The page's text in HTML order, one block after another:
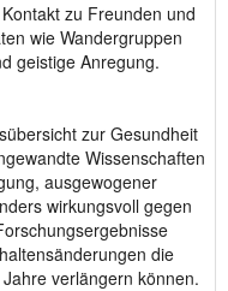
zu Freunden und
wie Wandergruppen
geistige Anregung.
zur Gesundheit
Wissenschaften
ausgewogener
wirkungsvoll gegen
die
verlängern können.